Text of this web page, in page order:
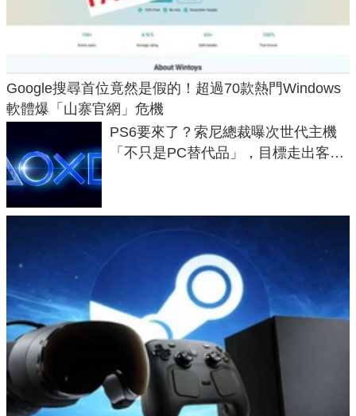
Google搜尋首位竟然是假的！超過70款熱門Windows
軟體爆「山寨官網」危機
PS6要來了？索尼總裁曝次世代主機
「不只是PC替代品」，目標走出客